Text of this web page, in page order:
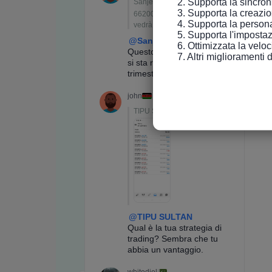
3. Supporta la
4. Supporta la
5. Supporta
6. Ottimizzata la
7. Altri miglioramenti